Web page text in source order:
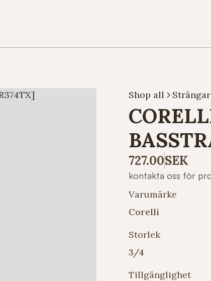
Shop all Strängar
727.00SEK
kontakta oss för
Varumärke
Corelli
Storlek
3/4
Tillgänglighet